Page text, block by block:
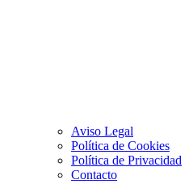
Aviso Legal
Política de Cookies
Política de Privacidad
Contacto